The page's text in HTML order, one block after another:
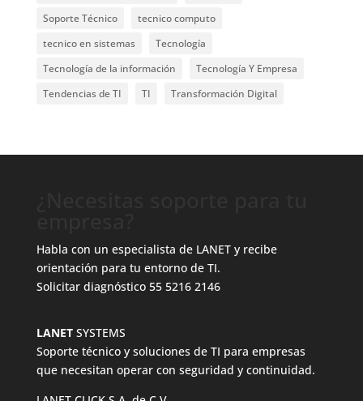
Soporte Técnico
tecnico computo
tecnico en sistemas
Tecnología
Tecnología de la información
Tecnología Y Empresa
Tendencias de TI
TI Transformación Digital
Habla con un especialista de LANET y recibe
orientación para tu entorno de TI.
Solicitar diagnóstico 55 5216 2146
LANET SYSTEMS
Soporte técnico y soluciones de TI para empresas
que necesitan operar con seguridad y continuidad.